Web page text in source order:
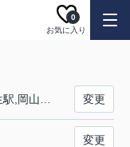
お気に入り
0
変更
変更